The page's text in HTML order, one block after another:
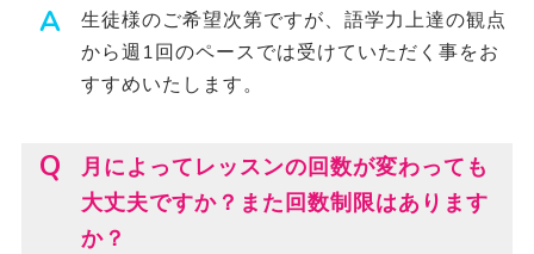
生徒様のご希望次第ですが、語学力上達の観点
から週1回のペースでは受けていただく事をお
すすめいたします。
月によってレッスンの回数が変わっても
大丈夫ですか？また回数制限はあります
か？